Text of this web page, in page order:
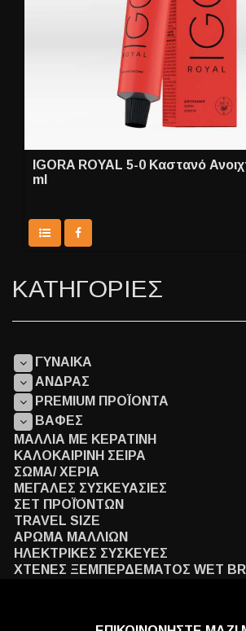
IGORA ROYAL 5-0 Καστανό
ml
ΚΑΤΗΓΟΡΙΕΣ
ΓΥΝΑΙΚΑ
ΑΝΔΡΑΣ
PREMIUM ΠΡΟΪΟΝΤΑ
ΒΑΦΕΣ
ΜΑΛΛΙΑ ΜΕ ΚΕΡΑΤΙΝΗ
ΚΑΛΟΚΑΙΡΙΝΗ ΣΕΙΡΑ
ΣΩΜΑ/ ΧΕΡΙΑ
ΜΕΓΑΛΕΣ ΣΥΣΚΕΥΑΣΙΕΣ
ΣΕΤ ΠΡΟΪΌΝΤΩΝ
TRAVEL SIZE
ΑΡΩΜΑ ΜΑΛΛΙΩΝ
ΗΛΕΚΤΡΙΚΕΣ ΣΥΣΚΕΥΕΣ
ΧΤΕΝΕΣ ΞΕΜΠΕΡΔΕΜΑΤΟΣ WET